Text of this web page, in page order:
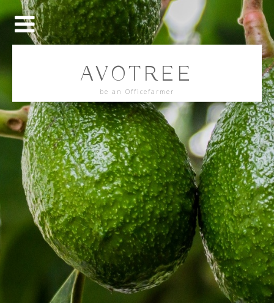
AVOTREE
be an Officefarmer